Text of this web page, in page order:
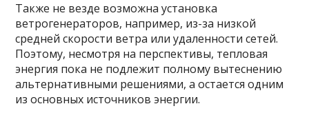
Также не везде возможна установка
ветрогенераторов, например, из-за низкой
средней скорости ветра или удаленности сетей.
Поэтому, несмотря на перспективы, тепловая
энергия пока не подлежит полному вытеснению
альтернативными решениями, а остается одним
из основных источников энергии.